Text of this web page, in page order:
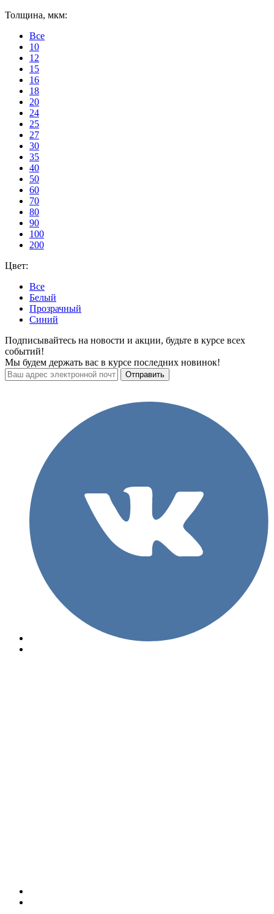
Толщина, мкм:
Все
10
12
15
16
18
20
24
25
27
30
35
40
50
60
70
80
90
100
200
Цвет:
Все
Белый
Прозрачный
Синий
Подписывайтесь на новости и акции, будьте в курсе всех
событий!
Мы будем держать вас в курсе последних новинок!